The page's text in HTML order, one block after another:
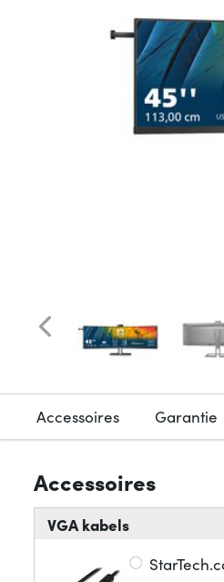
Accessoires Garantie
Accessoires
VGA kabels